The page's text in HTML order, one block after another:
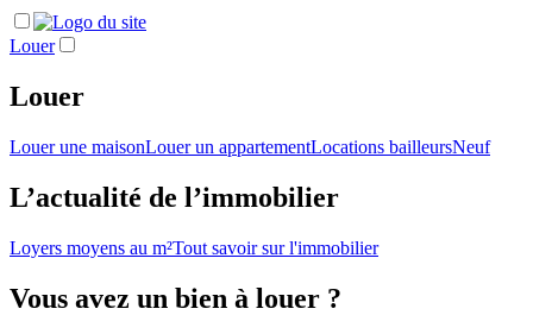
Louer
Louer
Louer une maisonLouer un appartementLocations bailleursNeuf
L’actualité de l’immobilier
Loyers moyens au m²Tout savoir sur l'immobilier
Vous avez un bien à louer ?